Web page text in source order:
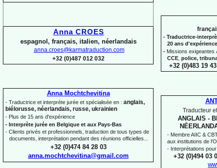
- Traductrice-
20 ans
- Missions exigeantes
CCE police,
+32 (0)483 19
Traducteur
ANGLAIS -
- Membre AIIC &
aux institutions de
- Interprétations
+32 (0)494 03
Anna CROES
espagnol, français, italien, néerlandais
anna.croes@karmatraduction.com
+32 (0)487 012 032
Anna Mochtchevitina
- Traductrice et interprète jurée et spécialisée en : anglais,
biélorusse, néerlandais, russe, ukrainien
- Plus de 15 ans d'expérience
- Interprète jurée en Belgique et aux Pays-Bas
- Clients privés et professionnels, traduction de tous types de
documents, interprétation pendant des réunions officielles...
+32 (0)474 84 28 03
anna.mochtchevitina@gmail.com